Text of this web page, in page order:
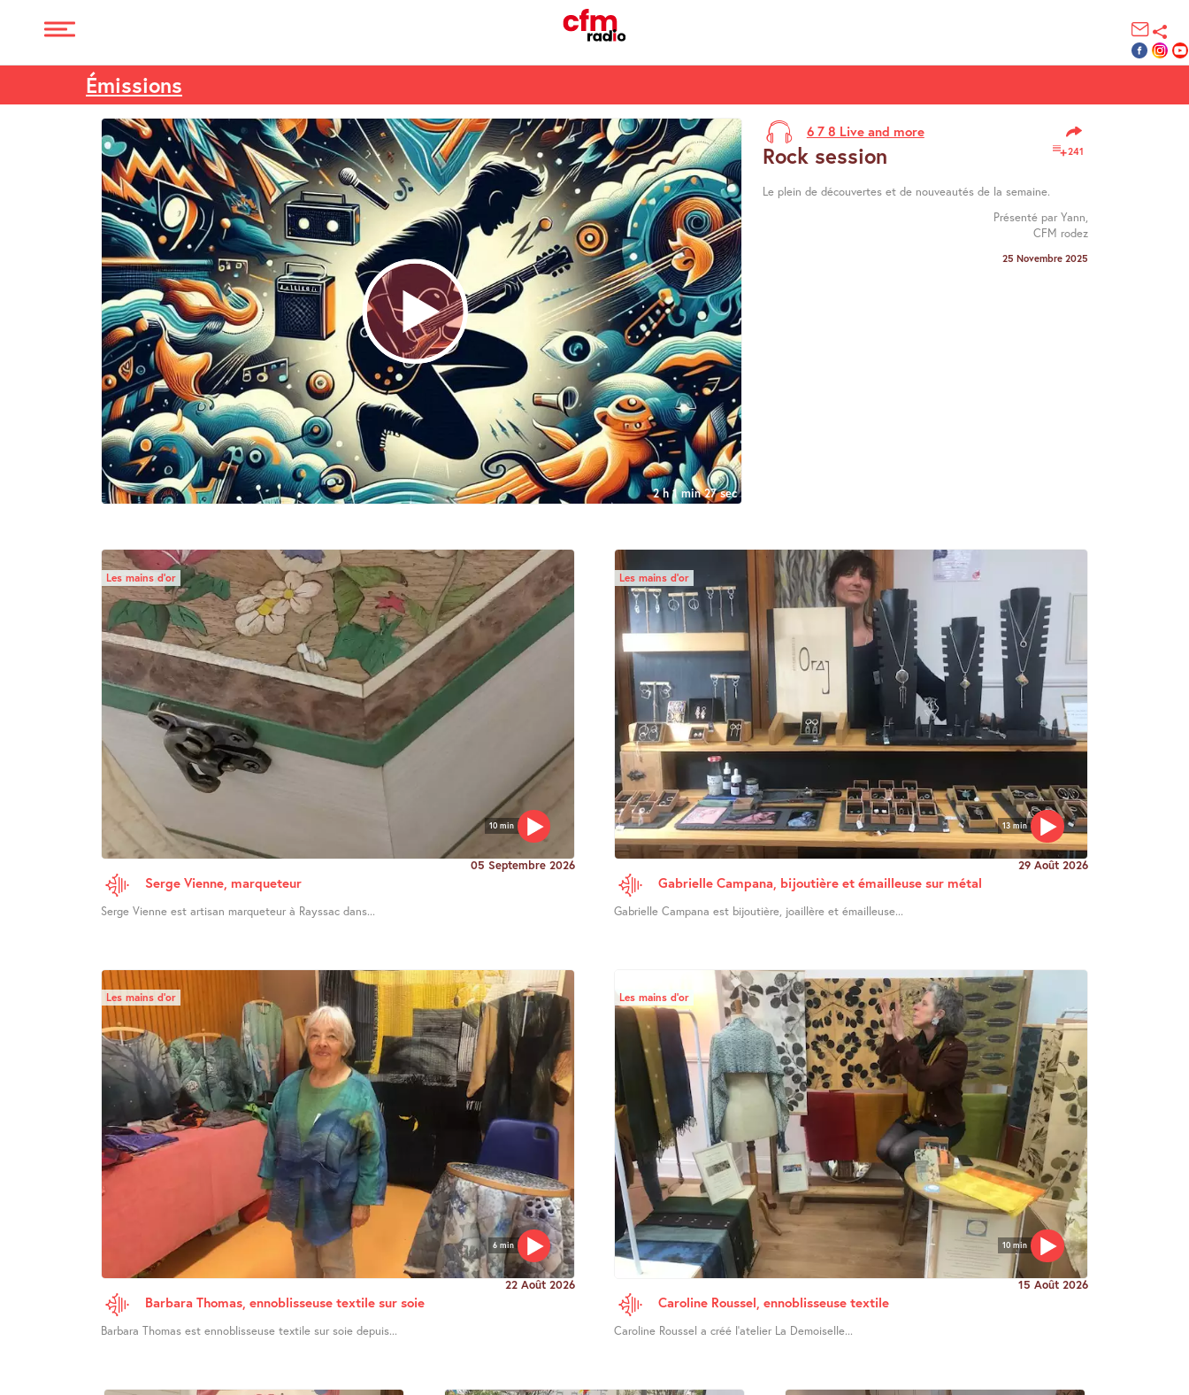
Émissions
2 h 1 min 27 sec
6 7 8 Live and more
241
Rock session
Le plein de découvertes et de nouveautés de la semaine.
Présenté par Yann,
CFM rodez
25 Novembre 2025
10 min
Les mains d’or
05 Septembre 2026
Serge Vienne, marqueteur
Serge Vienne est artisan marqueteur à Rayssac dans...
13 min
Les mains d’or
29 Août 2026
Gabrielle Campana, bijoutière et émailleuse sur métal
Gabrielle Campana est bijoutière, joaillère et émailleuse...
6 min
Les mains d’or
22 Août 2026
Barbara Thomas, ennoblisseuse textile sur soie
Barbara Thomas est ennoblisseuse textile sur soie depuis...
10 min
Les mains d’or
15 Août 2026
Caroline Roussel, ennoblisseuse textile
Caroline Roussel a créé l’atelier La Demoiselle...